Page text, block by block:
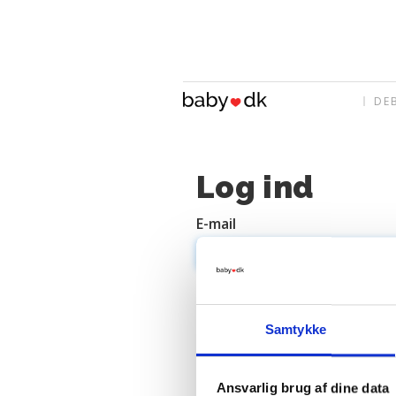
Samtykke
Ansvarlig brug af dine data
Log ind
E-mail